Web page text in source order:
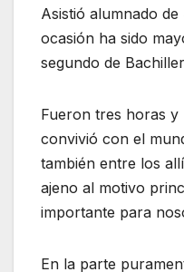
Asistió alumnado
ocasión ha sido
segundo de
Fueron tres horas y
convivió con el
también entre los
ajeno al motivo
importante para
En la parte